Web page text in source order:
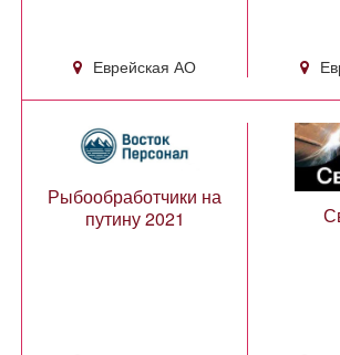
Еврейская АО
Рыбообработчики на
путину 2021